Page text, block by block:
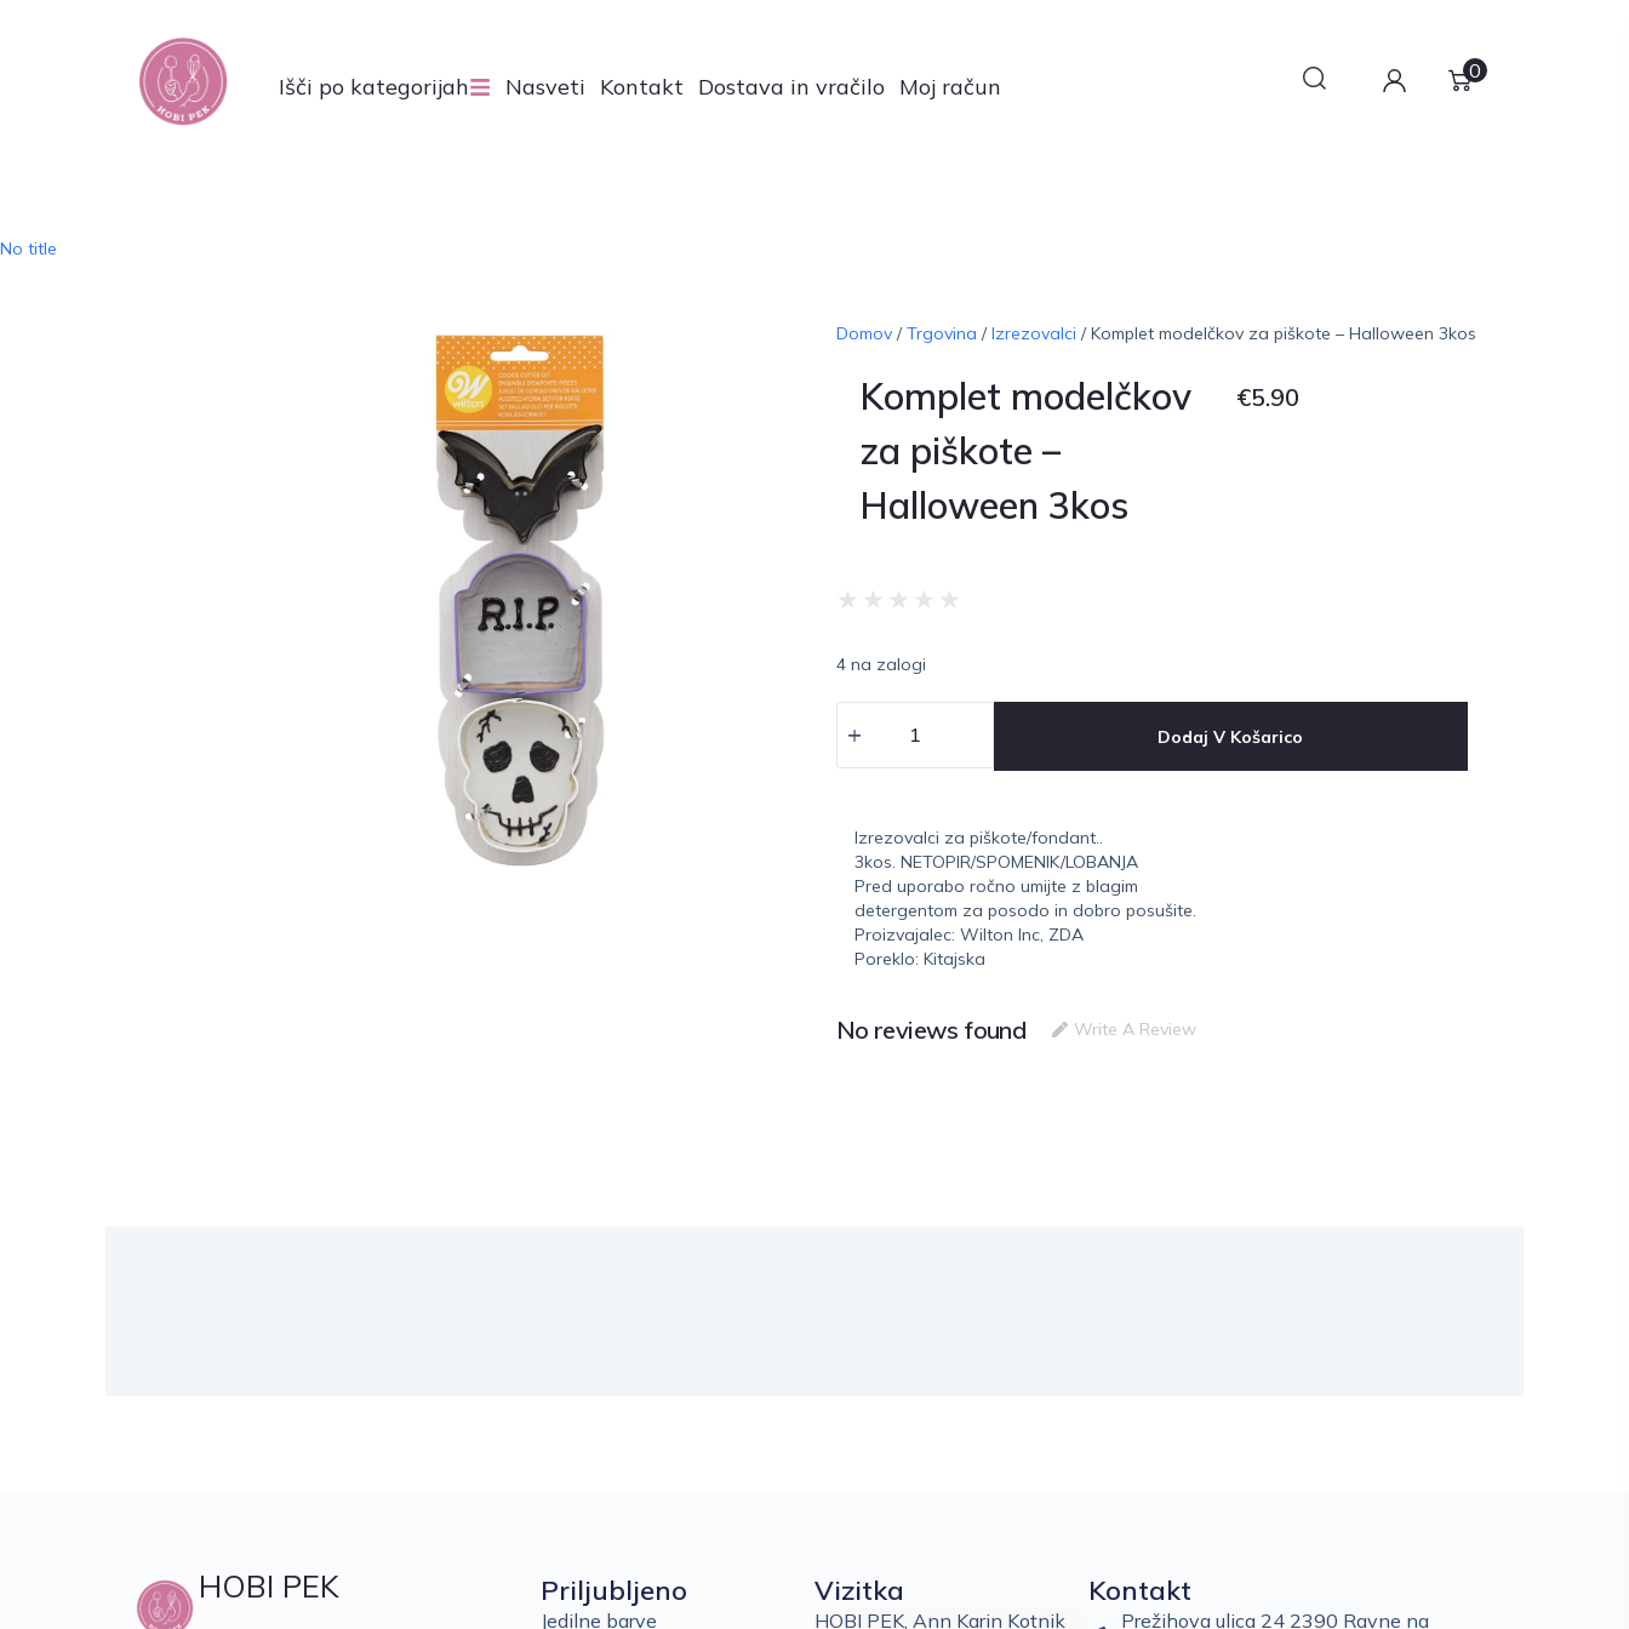
Išči po kategorijah Nasveti Kontakt Dostava in vračilo Moj račun
0
No title
Domov/Trgovina /Izrezovalci / Komplet modelčkov za piškote – Halloween 3kos
Komplet modelčkov
za piškote –
Halloween 3kos
€5.90
★ ★ ★ ★ ★
4 na zalogi
Dodaj V Košarico
Izrezovalci za piškote/fondant..
3kos. NETOPIR/SPOMENIK/LOBANJA
Pred uporabo ročno umijte z blagim
detergentom za posodo in dobro posušite.
Proizvajalec: Wilton Inc, ZDA
Poreklo: Kitajska
No reviews found Write A Review
HOBI PEK Priljubljeno
Jedilne barve
Vizitka
HOBI PEK, Ann Karin Kotnik
Kontakt
Prežihova ulica 24 2390 Ravne na